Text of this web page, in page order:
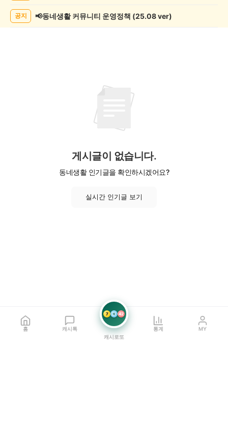
글
공지 📢동네생활 커뮤니티 운영정책 (25.08 ver)
게시글이 없습니다.
동네생활 인기글을 확인하시겠어요?
실시간 인기글 보기
홈 캐시톡
7 21 42
캐시로또
통계 MY